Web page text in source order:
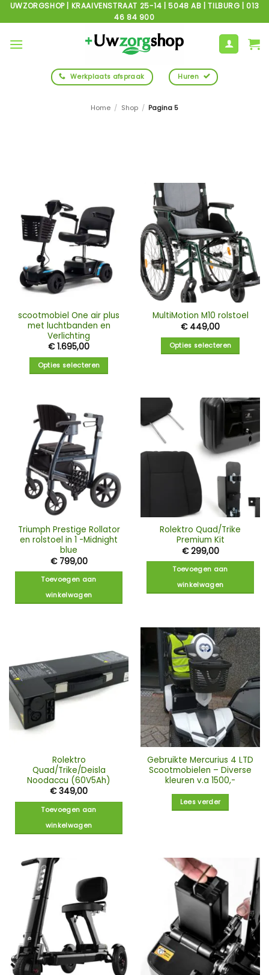
Ga
naar
inhoud
UWZORGSHOP | KRAAIVENSTRAAT 25-14 | 5048 AB | TILBURG | 013
46 84 900
Werkplaats afspraak Huren
Home / Shop / Pagina 5
scootmobiel One air plus
met luchtbanden en
Verlichting
€1.695,00
Opties selecteren
MultiMotion M10 rolstoel
€449,00
Opties selecteren
Triumph Prestige Rollator
en rolstoel in 1 -Midnight
blue
€799,00
Toevoegen aan
winkelwagen
Rolektro Quad/Trike
Premium Kit
€299,00
Toevoegen aan
winkelwagen
Rolektro
Quad/Trike/Deisla
Noodaccu (60V5Ah)
€349,00
Toevoegen aan
winkelwagen
Gebruikte Mercurius 4 LTD
Scootmobielen – Diverse
kleuren v.a 1500,-
Lees verder